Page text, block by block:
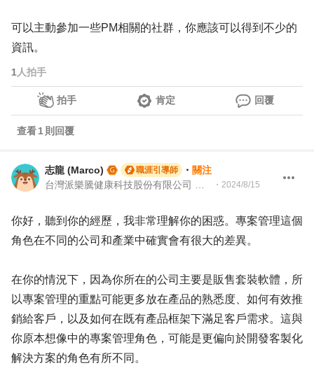
可以主動參加一些PM相關的社群，你應該可以得到不少的
資訊。
1 人拍手
拍手 肯定 回覆
查看1 則回覆
志龍 (Marco) 職涯引導師 ・ 關注
・ 2024/8/15
你好，聽到你的經歷，我非常理解你的困惑。專案管理這個
角色在不同的公司和產業中確實會有很大的差異。
在你的情況下，因為你所在的公司主要是販售套裝軟體，所
以專案管理的重點可能更多放在產品的熟悉度、如何有效推
銷給客戶，以及如何在既有產品框架下滿足客戶需求。這與
你原本想像中的專案管理角色，可能是更偏向於開發客製化
解決方案的角色有所不同。